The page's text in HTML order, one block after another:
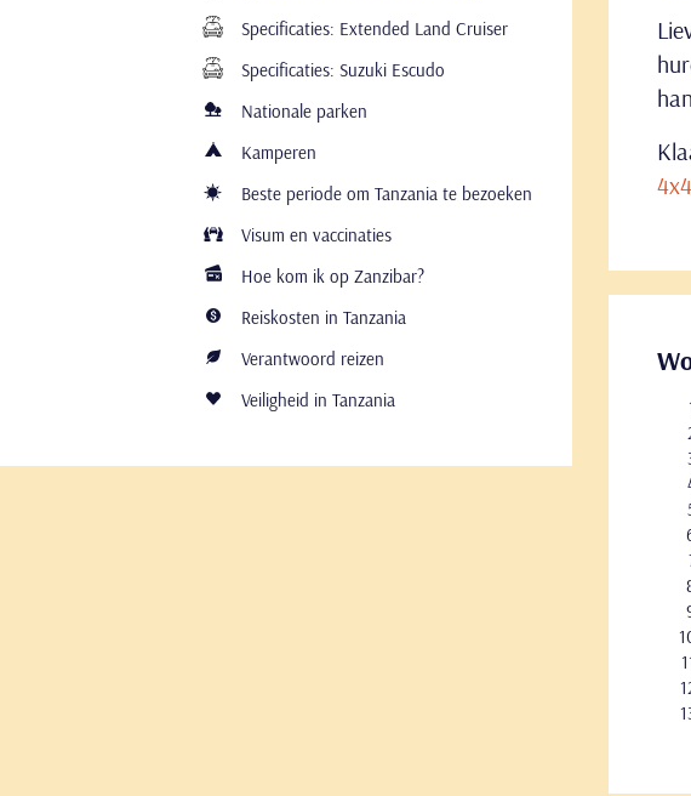
Specificaties: Extended Land Cruiser
Specificaties: Suzuki Escudo
Nationale parken
Kamperen
Beste periode om Tanzania te bezoeken
Visum en vaccinaties
Hoe kom ik op Zanzibar?
Reiskosten in Tanzania
Verantwoord reizen
Veiligheid in Tanzania
4x4